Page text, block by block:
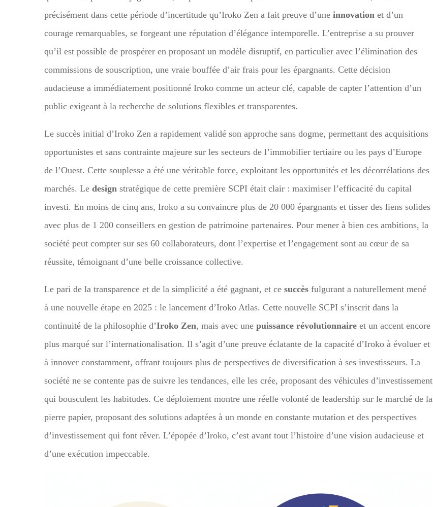
précisément dans cette période d’incertitude qu’Iroko Zen a fait preuve d’une innovation et d’un
courage remarquables, se forgeant une réputation d’élégance intemporelle. L’entreprise a su prouver
qu’il est possible de prospérer en proposant un modèle disruptif, en particulier avec l’élimination des
commissions de souscription, une vraie bouffée d’air frais pour les épargnants. Cette décision
audacieuse a immédiatement positionné Iroko comme un acteur clé, capable de capter l’attention d’un
public exigeant à la recherche de solutions flexibles et transparentes.
Le succès initial d’Iroko Zen a rapidement validé son approche sans dogme, permettant des acquisitions
opportunistes et sans contrainte majeure sur les secteurs de l’immobilier tertiaire ou les pays d’Europe
de l’Ouest. Cette souplesse a été une véritable force, exploitant les opportunités et les décorrélations des
marchés. Le design stratégique de cette première SCPI était clair : maximiser l’efficacité du capital
investi. En moins de cinq ans, Iroko a su convaincre plus de 20 000 épargnants et tisser des liens solides
avec plus de 1 200 conseillers en gestion de patrimoine partenaires. Pour mener à bien ces ambitions, la
société peut compter sur ses 60 collaborateurs, dont l’expertise et l’engagement sont au cœur de sa
réussite, témoignant d’une belle croissance collective.
Le pari de la transparence et de la simplicité a été gagnant, et ce succès fulgurant a naturellement mené
à une nouvelle étape en 2025 : le lancement d’Iroko Atlas. Cette nouvelle SCPI s’inscrit dans la
continuité de la philosophie d’Iroko Zen, mais avec une puissance révolutionnaire et un accent encore
plus marqué sur l’internationalisation. Il s’agit d’une preuve éclatante de la capacité d’Iroko à évoluer et
à innover constamment, offrant toujours plus de perspectives de diversification à ses investisseurs. La
société ne se contente pas de suivre les tendances, elle les crée, proposant des véhicules d’investissement
qui bousculent les habitudes. Ce déploiement montre une réelle volonté de leadership sur le marché de la
pierre papier, proposant des solutions adaptées à un monde en constante mutation et des perspectives
d’investissement qui font rêver. L’épopée d’Iroko, c’est avant tout l’histoire d’une vision audacieuse et
d’une exécution impeccable.